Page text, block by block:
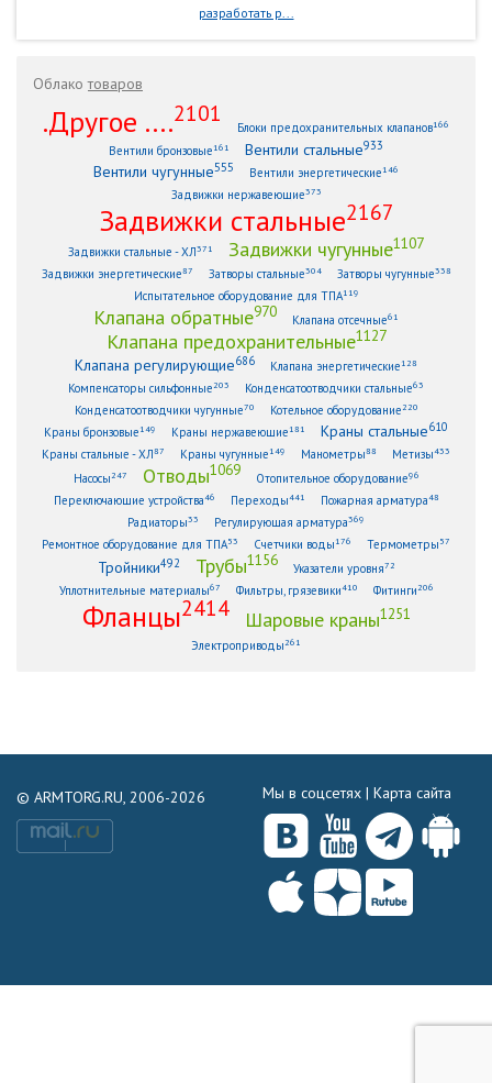
разработать р...
Облакотоваров
.Другое ....2101
Блоки предохранительных клапанов166
Вентили бронзовые161 Вентили стальные933
Вентили чугунные555 Вентили энергетические146
Задвижки нержавеющие373
Задвижки стальные2167
Задвижки стальные - ХЛ371 Задвижки чугунные1107
Задвижки энергетические87 Затворы стальные304 Затворы чугунные338
Испытательное оборудование для ТПА119
Клапана обратные970 Клапана отсечные61
Клапана предохранительные1127
Клапана регулирующие686 Клапана энергетические128
Компенсаторы сильфонные 203 Конденсатоотводчики стальные63
Конденсатоотводчики чугунные70 Котельное оборудование 220
Краны бронзовые149 Краны нержавеющие181 Краны стальные610
Краны стальные - ХЛ87 Краны чугунные149 Манометры88 Метизы433
Насосы 247 Отводы1069 Отопительное оборудование96
Переключающие устройства46 Переходы441 Пожарная арматура48
Радиаторы33 Регулирующая арматура369
Ремонтное оборудование для ТПА53 Счетчики воды176 Термометры 57
Тройники492 Трубы1156 Указатели уровня72
Уплотнительные материалы67 Фильтры, грязевики410 Фитинги 206
Фланцы2414 Шаровые краны1251
Электроприводы 261
© ARMTORG.RU, 2006-2026 Мы в соцсетях | Карта сайта